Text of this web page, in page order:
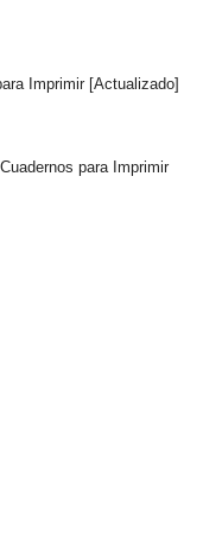
Imprimir [Actualizado]
para Imprimir